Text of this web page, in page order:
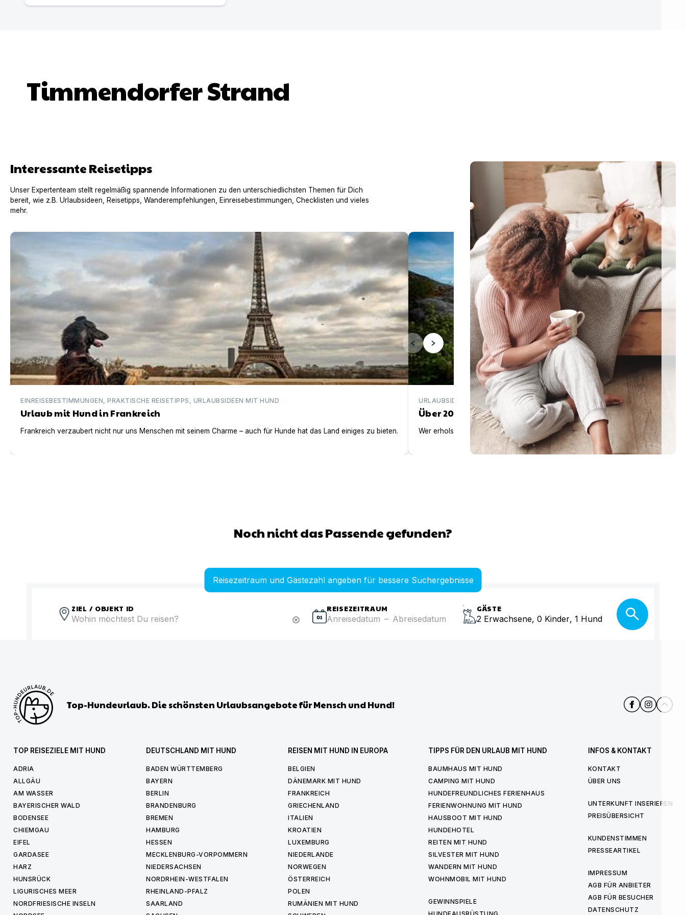
Timmendorfer Strand
Interessante Reisetipps
Unser Expertenteam stellt regelmäßig spannende Informationen zu den unterschiedlichsten Themen für Dich
bereit, wie z.B. Urlaubsideen, Reisetipps, Wanderempfehlungen, Einreisebestimmungen, Checklisten und vieles
mehr.
Urlaub mit Hund in Frankreich
EINREISEBESTIMMUNGEN, PRAKTISCHE REISETIPPS, URLAUBSIDEEN MIT HUND
Urlaub mit Hund in Frankreich
Frankreich verzaubert nicht nur uns Menschen mit seinem Charme – auch für Hunde hat das Land einiges zu bieten.
Über 200 eingezäunte Ferienhäuser: Für den perfekten Urlaub mit
URLAUBSIDEEN MIT HUND
Über 200 eingezäunte Ferienhäuser: Für den perfekten
Wer erholsame Urlaubstage mit Hund plant, findet auf top-hundeurlaub.de eine
Noch nicht das Passende gefunden?
Reisezeitraum und Gästezahl angeben für bessere Suchergebnisse
ZIEL / OBJEKT ID
cancel
REISEZEITRAUM
Anreisedatum – Abreisedatum
GÄSTE
2 Erwachsene, 0 Kinder, 1 Hund
Top-Hundeurlaub. Die schönsten Urlaubsangebote für Mensch und Hund!
TOP REISEZIELE MIT HUND
ADRIA
ALLGÄU
AM WASSER
BAYERISCHER WALD
BODENSEE
CHIEMGAU
EIFEL
GARDASEE
HARZ
HUNSRÜCK
LIGURISCHES MEER
NORDFRIESISCHE INSELN
DEUTSCHLAND MIT HUND
BADEN WÜRTTEMBERG
BAYERN
BERLIN
BRANDENBURG
BREMEN
HAMBURG
HESSEN
MECKLENBURG-VORPOMMERN
NIEDERSACHSEN
NORDRHEIN-WESTFALEN
RHEINLAND-PFALZ
SAARLAND
REISEN MIT HUND IN EUROPA
BELGIEN
DÄNEMARK MIT HUND
FRANKREICH
GRIECHENLAND
ITALIEN
KROATIEN
LUXEMBURG
NIEDERLANDE
NORWEGEN
ÖSTERREICH
POLEN
RUMÄNIEN MIT HUND
TIPPS FÜR DEN URLAUB MIT HUND
BAUMHAUS MIT HUND
CAMPING MIT HUND
HUNDEFREUNDLICHES FERIENHAUS
FERIENWOHNUNG MIT HUND
HAUSBOOT MIT HUND
HUNDEHOTEL
REITEN MIT HUND
SILVESTER MIT HUND
WANDERN MIT HUND
WOHNMOBIL MIT HUND
GEWINNSPIELE
INFOS & KONTAKT
KONTAKT
ÜBER UNS
UNTERKUNFT INSERIEREN
PREISÜBERSICHT
KUNDENSTIMMEN
PRESSEARTIKEL
IMPRESSUM
AGB FÜR ANBIETER
AGB FÜR BESUCHER
DATENSCHUTZ